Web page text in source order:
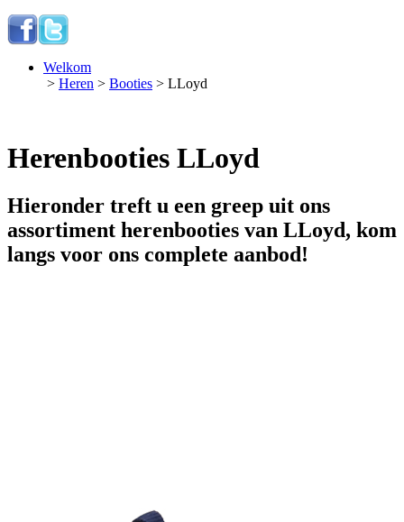
Welkom
> Heren > Booties > LLoyd
Herenbooties LLoyd
Hieronder treft u een greep uit ons
assortiment herenbooties van LLoyd, kom
langs voor ons complete aanbod!